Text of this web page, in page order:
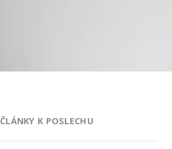
ČLÁNKY K POSLECHU